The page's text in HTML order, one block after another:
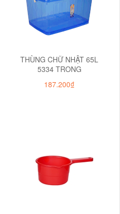
THÙNG CHỮ NHẬT 65L
5334 TRONG
187.200₫